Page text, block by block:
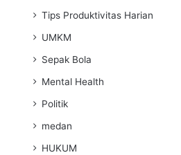
Tips Produktivitas Harian
UMKM
Sepak Bola
Mental Health
Politik
medan
HUKUM